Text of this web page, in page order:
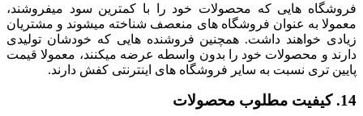
فروشگاه هایی که محصولات خود را با کمترین سود میفروشند،
معمولا به عنوان فروشگاه های منعصف شناخته میشوند و مشتریان
زیادی خواهند داشت. همچنین فروشنده هایی که خودشان تولیدی
دارند و محصولات خود را بدون واسطه عرضه میکنند، معمولا قیمت
پایین تری نسبت به سایر فروشگاه های اینترنتی کفش دارند.
14. کیفیت مطلوب محصولات